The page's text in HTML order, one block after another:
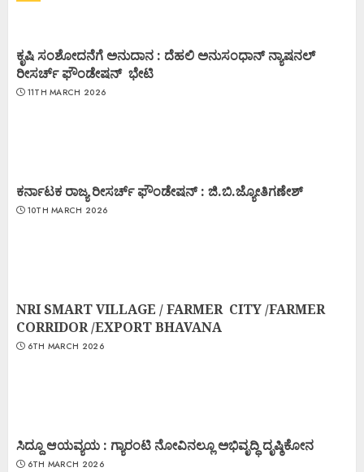
ಕೃಷಿ ಸಂಶೋದನೆಗೆ ಅನುದಾನ : ದೆಹಲಿ ಅನುಸಂಧಾನ್ ನ್ಯಾಷನಲ್
ರೀಸರ್ಚ್ ಫೌಂಡೇಷನ್ ಭೇಟಿ
11TH MARCH 2026
ಕರ್ನಾಟಕ ರಾಜ್ಯ ರೀಸರ್ಚ್ ಫೌಂಡೇಷನ್ : ಜಿ.ಬಿ.ಜ್ಯೋತಿಗಣೇಶ್
10TH MARCH 2026
NRI SMART VILLAGE / FARMER CITY /FARMER
CORRIDOR /EXPORT BHAVANA
6TH MARCH 2026
ಸಿದ್ದೂ ಆಯವ್ಯಯ : ಗ್ಯಾರಂಟಿ ನೋವಿನಲ್ಲೂ ಅಭಿವೃದ್ಧಿ ದೃಷ್ಠಿಕೋನ
6TH MARCH 2026